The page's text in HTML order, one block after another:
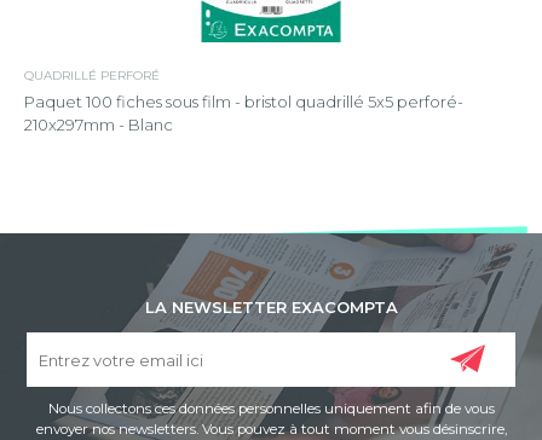
QUADRILLÉ PERFORÉ
Paquet 100 fiches sous film - bristol quadrillé 5x5 perforé-
210x297mm - Blanc
LA NEWSLETTER EXACOMPTA
Nous collectons ces données personnelles uniquement afin de vous
envoyer nos newsletters. Vous pouvez à tout moment vous désinscrire,